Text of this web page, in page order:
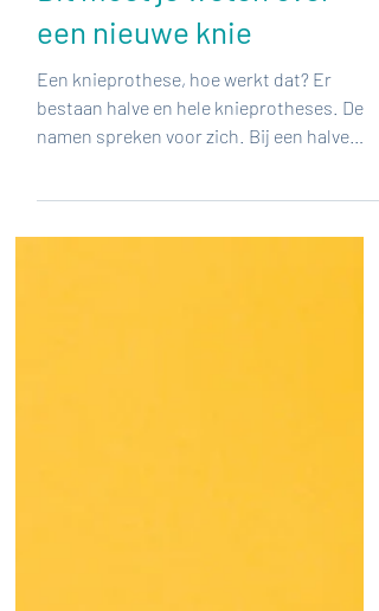
4 minuten om te lezen
Dit moet je weten over
een nieuwe knie